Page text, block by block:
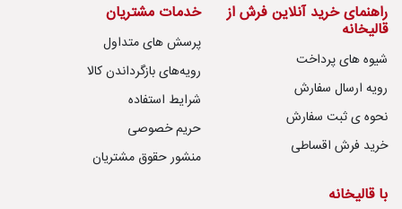
راهنمای خرید آنلاین فرش از
قالیخانه
شیوه های پرداخت
رویه ارسال سفارش
نحوه ی ثبت سفارش
خرید فرش اقساطی
خدمات مشتریان
پرسش های متداول
رویه‌های بازگرداندن کالا
شرایط استفاده
حریم خصوصی
منشور حقوق مشتریان
با قالیخانه